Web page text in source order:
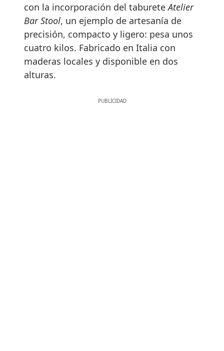
con la incorporación del tabureteAtelier
Bar Stool, un ejemplo de artesanía de
precisión, compacto y ligero: pesa unos
cuatro kilos. Fabricado en Italia con
maderas locales y disponible en dos
alturas.